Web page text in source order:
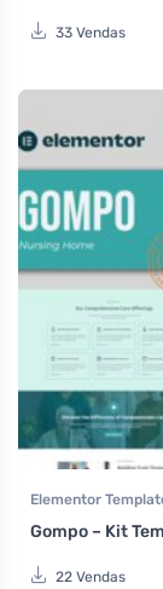
33 Vendas
Elementor
Gompo – Kit
22 Vendas